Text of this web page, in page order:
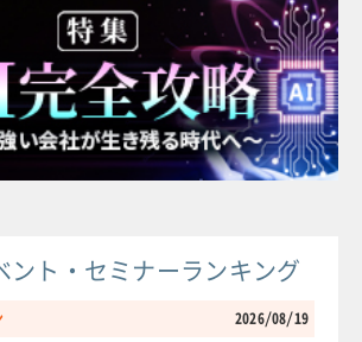
ント・セミナーランキング
2026/08/19